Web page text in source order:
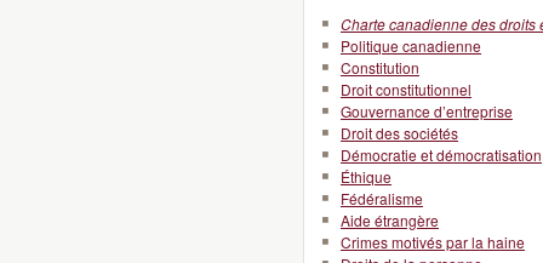
Charte canadienne des droits
Politique canadienne
Constitution
Droit constitutionnel
Gouvernance d’entreprise
Droit des sociétés
Démocratie et démocratisation
Éthique
Fédéralisme
Aide étrangère
Crimes motivés par la haine